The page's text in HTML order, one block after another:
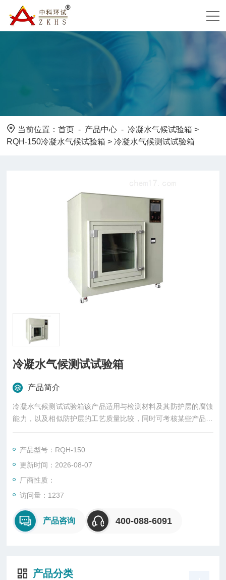
当前位置：首页 - 产品中心 -冷凝水气候试验箱 >
RQH-150冷凝水气候试验箱 > 冷凝水气候测试试验箱
冷凝水气候测试试验箱
产品简介
冷凝水气候测试试验箱该产品适用与检测材料及其防护层的腐蚀
能力，以及相似防护层的工艺质量比较，同时可考核某些产品抗
腐蚀的能力。
产品型号：RQH-150
更新时间：2026-08-07
厂商性质：
访问量：1237
产品咨询 400-088-6091
产品分类